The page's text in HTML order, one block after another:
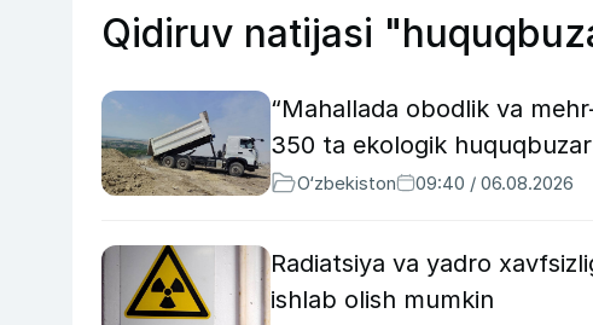
Qidiruv natijasi
“Mahallada obodlik va
350 ta ekologik
O‘zbekiston 09:40 / 06.08.2026
Radiatsiya va yadro
ishlab olish mumkin